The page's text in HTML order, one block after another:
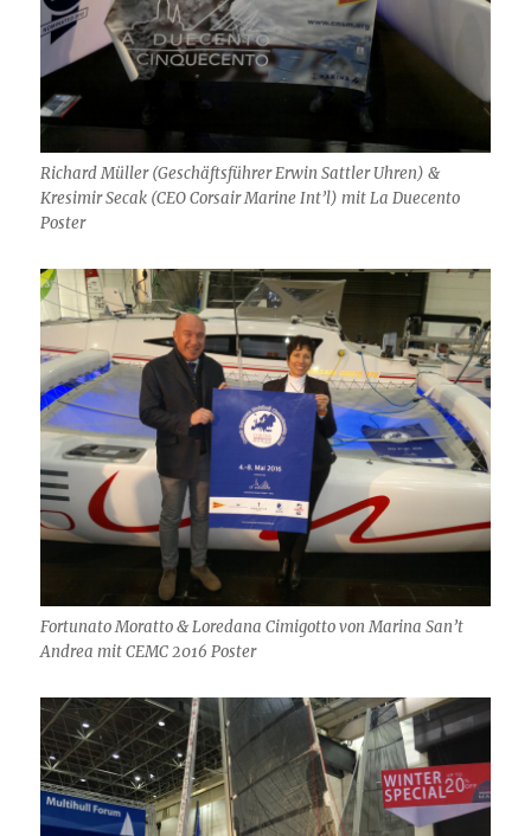
Richard Müller (Geschäftsführer Erwin Sattler Uhren) &
Kresimir Secak (CEO Corsair Marine Int’l) mit La Duecento
Poster
Fortunato Moratto & Loredana Cimigotto von Marina San’t
Andrea mit CEMC 2016 Poster